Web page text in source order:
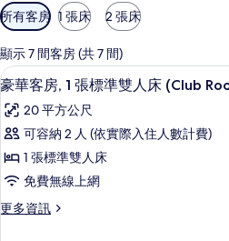
可
用
的
客
房
篩
選
條
所有客房 1 張床 2 張床
顯示 7 間客房 (共 7 間)
顯
示
豪
華
客
1
客
5
豪華客房, 1 張標準雙人床 (Club
20 平方公尺
可容納 2 人 (依實際入住人數計費)
1 張標準雙人床
免費無線上網
更多資訊
更